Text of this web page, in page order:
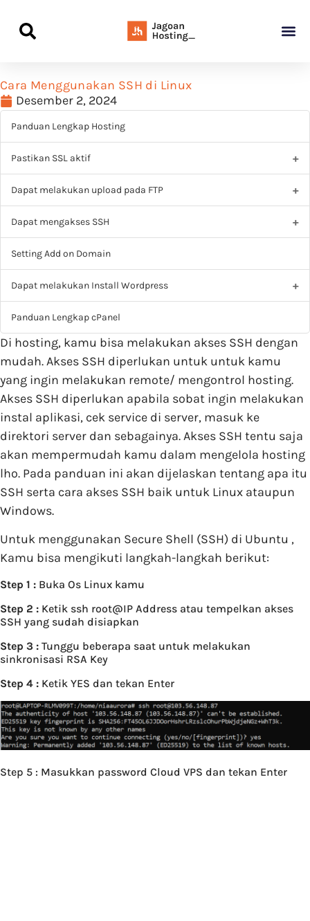
Cara Menggunakan SSH di Linux
Desember 2, 2024
Panduan Lengkap Hosting
Pastikan SSL aktif
Dapat melakukan upload pada FTP
Dapat mengakses SSH
Setting Add on Domain
Dapat melakukan Install Wordpress
Panduan Lengkap cPanel
Di hosting, kamu bisa melakukan akses SSH dengan
mudah. Akses SSH diperlukan untuk untuk kamu
yang ingin melakukan remote/ mengontrol hosting.
Akses SSH diperlukan apabila sobat ingin melakukan
instal aplikasi, cek service di server, masuk ke
direktori server dan sebagainya. Akses SSH tentu saja
akan mempermudah kamu dalam mengelola hosting
lho. Pada panduan ini akan dijelaskan tentang apa itu
SSH serta cara akses SSH baik untuk Linux ataupun
Windows.
Untuk menggunakan Secure Shell (SSH) di Ubuntu ,
Kamu bisa mengikuti langkah-langkah berikut:
Step 1 : Buka Os Linux kamu
Step 2 : Ketik ssh root@IP Address atau tempelkan akses
SSH yang sudah disiapkan
Step 3 : Tunggu beberapa saat untuk melakukan
sinkronisasi RSA Key
Step 4 : Ketik YES dan tekan Enter
Step 5 : Masukkan password Cloud VPS dan tekan Enter